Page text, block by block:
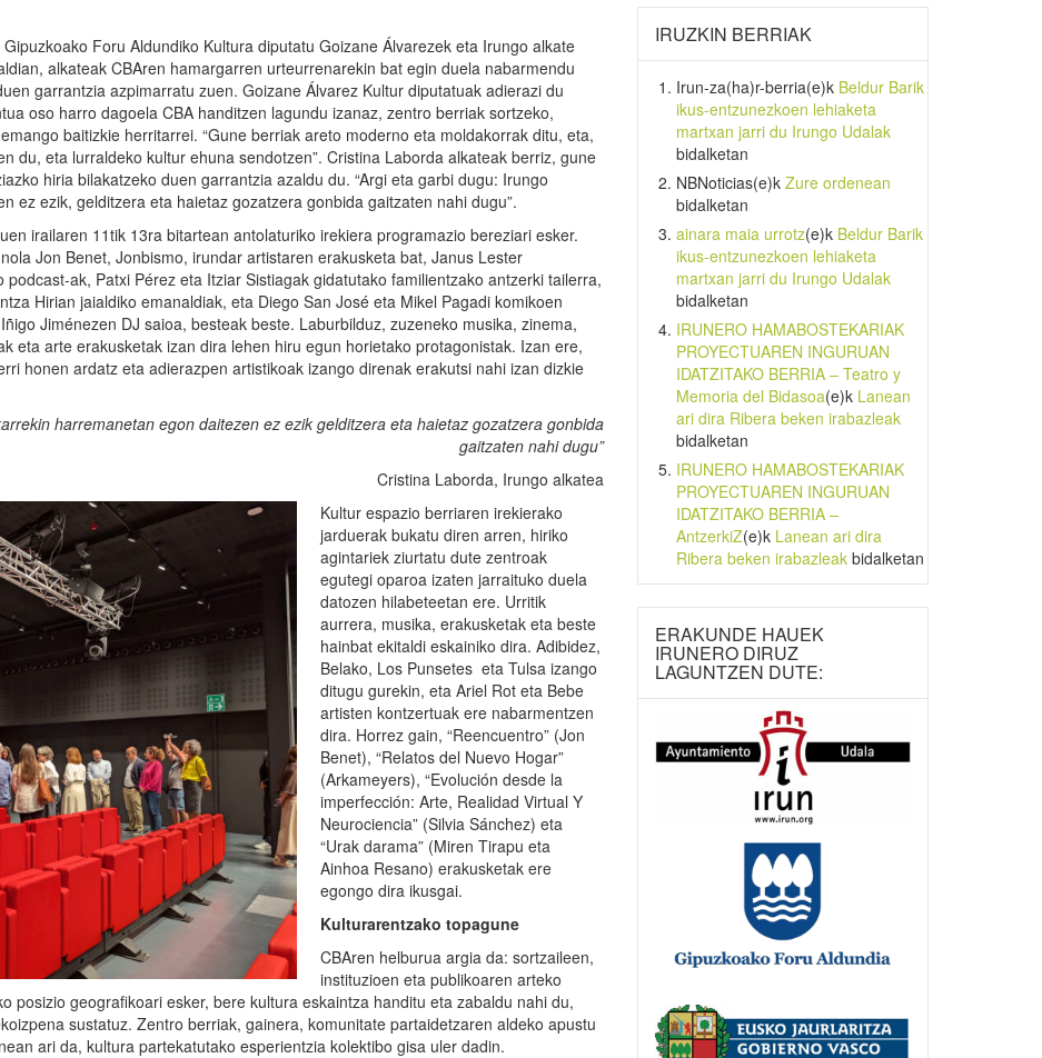
Foru Aldundiko Kultura diputatu Goizane Álvarezek eta Irungo alkate
alkateak CBAren hamargarren urteurrenarekin bat egin duela nabarmendu
garrantzia azpimarratu zuen. Goizane Álvarez Kultur diputatuak adierazi du
oso harro dagoela CBA handitzen lagundu izanaz, zentro berriak sortzeko,
baitizkie herritarrei. “Gune berriak areto moderno eta moldakorrak ditu, eta,
du, eta lurraldeko kultur ehuna sendotzen”. Cristina Laborda alkateak berriz, gune
hiria bilakatzeko duen garrantzia azaldu du. “Argi eta garbi dugu: Irungo
ez ezik, gelditzera eta haietaz gozatzera gonbida gaitzaten nahi dugu”.
irailaren 11tik 13ra bitartean antolaturiko irekiera programazio bereziari esker.
Jon Benet, Jonbismo, irundar artistaren erakusketa bat, Janus Lester
ak, Patxi Pérez eta Itziar Sistiagak gidatutako familientzako antzerki tailerra,
Hirian jaialdiko emanaldiak, eta Diego San José eta Mikel Pagadi komikoen
Jiménezen DJ saioa, besteak beste. Laburbilduz, zuzeneko musika, zinema,
eta arte erakusketak izan dira lehen hiru egun horietako protagonistak. Izan ere,
honen ardatz eta adierazpen artistikoak izango direnak erakutsi nahi izan dizkie
harremanetan egon daitezen ez ezik gelditzera eta haietaz gozatzera gonbida
gaitzaten nahi dugu”
Cristina Laborda, Irungo alkatea
Kultur espazio berriaren irekierako
jarduerak bukatu diren arren, hiriko
agintariek ziurtatu dute zentroak
egutegi oparoa izaten jarraituko duela
datozen hilabeteetan ere. Urritik
aurrera, musika, erakusketak eta beste
hainbat ekitaldi eskainiko dira. Adibidez,
Belako, Los Punsetes eta Tulsa izango
ditugu gurekin, eta Ariel Rot eta Bebe
artisten kontzertuak ere nabarmentzen
dira. Horrez gain, “Reencuentro” (Jon
Benet), “Relatos del Nuevo Hogar”
(Arkameyers), “Evolución desde la
imperfección: Arte, Realidad Virtual Y
Neurociencia” (Silvia Sánchez) eta
“Urak darama” (Miren Tirapu eta
Ainhoa Resano) erakusketak ere
egongo dira ikusgai.
Kulturarentzako topagune
CBAren helburua argia da: sortzaileen,
instituzioen eta publikoaren arteko
posizio geografikoari esker, bere kultura eskaintza handitu eta zabaldu nahi du,
sustatuz. Zentro berriak, gainera, komunitate partaidetzaren aldeko apustu
ari da, kultura partekatutako esperientzia kolektibo gisa uler dadin.
IRUZKIN BERRIAK
Irun-za(ha)r-berria(e)k Beldur Barik
ikus-entzunezkoen lehiaketa
martxan jarri du Irungo Udalak
bidalketan
NBNoticias(e)k Zure ordenean
bidalketan
ainara maia urrotz(e)k Beldur Barik
ikus-entzunezkoen lehiaketa
martxan jarri du Irungo Udalak
bidalketan
IRUNERO HAMABOSTEKARIAK
PROYECTUAREN INGURUAN
IDATZITAKO BERRIA – Teatro y
Memoria del Bidasoa(e)k Lanean
ari dira Ribera beken irabazleak
bidalketan
IRUNERO HAMABOSTEKARIAK
PROYECTUAREN INGURUAN
IDATZITAKO BERRIA –
AntzerkiZ(e)k Lanean ari dira
Ribera beken irabazleakbidalketan
ERAKUNDE HAUEK
IRUNERO DIRUZ
LAGUNTZEN DUTE: